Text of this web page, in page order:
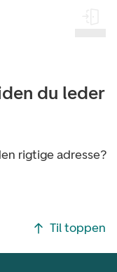
du leder
rigtige adresse?
Til toppen